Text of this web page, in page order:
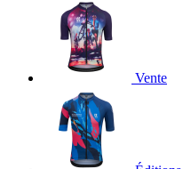
Vente